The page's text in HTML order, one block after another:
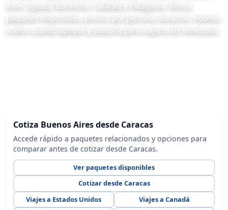
Aires, Iguazú, Bariloche, Calafate y Patagonia. Revisa
paquetes disponibles, precios por persona, duración, hoteles,
vuelos cuando aplique y asesoría para viajeros de Venezuela.
Cotiza Buenos Aires desde Caracas
Accede rápido a paquetes relacionados y opciones para
comparar antes de cotizar desde Caracas.
Ver paquetes disponibles
Cotizar desde Caracas
Viajes a Estados Unidos
Viajes a Canadá